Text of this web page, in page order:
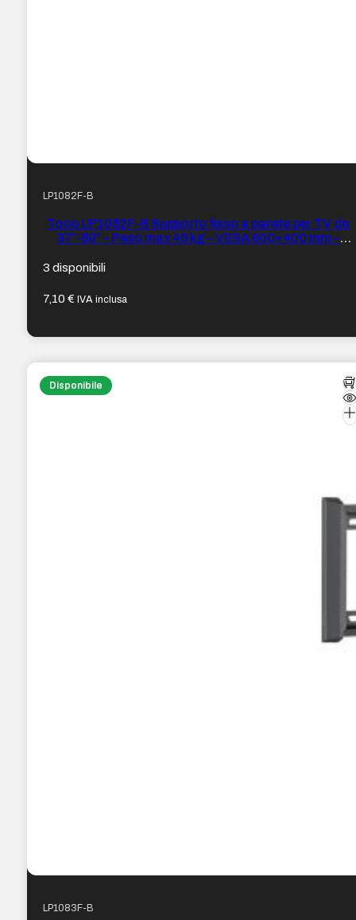
LP1082F-B
Tooq LP1082F-B Supporto fisso a parete per TV da
37″-80″ – Peso max 45 kg – VESA 600×400 mm –
3 disponibili
7,10€ IVA inclusa
Disponibile
LP1083F-B